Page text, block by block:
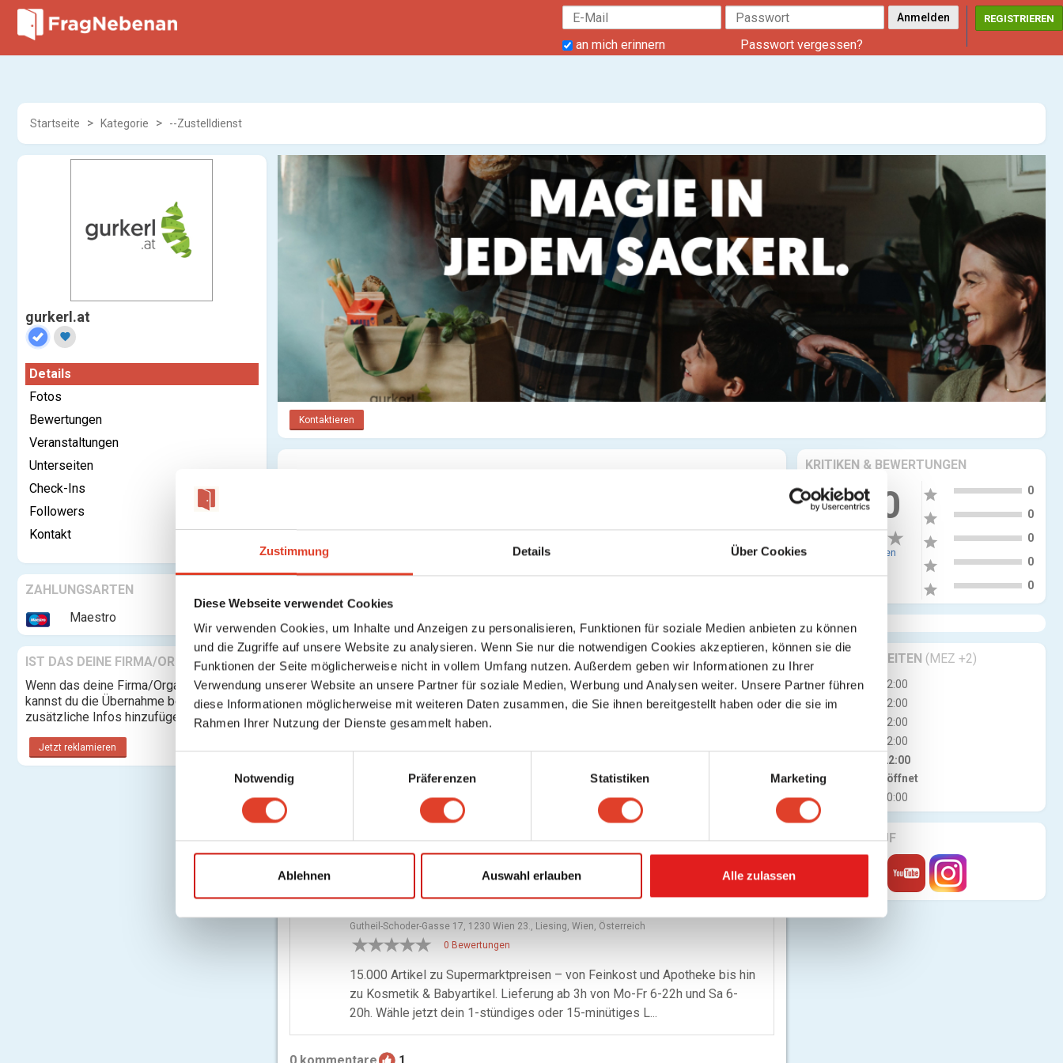
Zustimmung Details Über Cookies
Diese Webseite verwendet Cookies
Wir verwenden Cookies, um Inhalte und Anzeigen zu personalisieren, Funktionen für soziale Medien anbieten zu können
und die Zugriffe auf unsere Website zu analysieren. Wenn Sie nur die notwendigen Cookies akzeptieren, können sie die
Funktionen der Seite möglicherweise nicht in vollem Umfang nutzen. Außerdem geben wir Informationen zu Ihrer
Verwendung unserer Website an unsere Partner für soziale Medien, Werbung und Analysen weiter. Unsere Partner führen
diese Informationen möglicherweise mit weiteren Daten zusammen, die Sie ihnen bereitgestellt haben oder die sie im
Rahmen Ihrer Nutzung der Dienste gesammelt haben.
g
Notwendig Präferenzen Statistiken Marketing
Ablehnen Auswahl erlauben Alle zulassen
an mich erinnern Passwort vergessen?
REGISTRIEREN
Startseite Kategorie --Zustelldienst
gurkerl.at
favorite
Details
Fotos
Bewertungen
Veranstaltungen
Unterseiten
Check-Ins
Followers
Kontakt
ZAHLUNGSARTEN
Maestro
IST DAS DEINE FIRMA/ORGANISATION?
Wenn das deine Firma/Organisation ist,
kannst du die Übernahme beantragen und
zusätzliche Infos hinzufügen.
Jetzt reklamieren
Kontaktieren
KRITIKEN & BEWERTUNGEN
0.00
0 Bewertungen
star 0
star 0
star 0
star 0
star 0
GESCHÄFTSZEITEN (MEZ +2)
Mo
07:00 - 22:00
Di
07:00 - 22:00
07:00 - 22:00
07:00 - 22:00
07:00 - 22:00
Jetzt geöffnet
Sa
07:00 - 20:00
FINDE UNS AUF
Adresse: Gutheil-Schoder-Gasse 17, 1230 Wien 23., Liesing, Wien, Österreich
Telefon: Ansehen
Website: https://www.gurkerl.at/
Firmenbuchnummer: 535948i
Beschreibung:
15.000 Artikel zu Supermarktpreisen – von Feinkost und Apotheke bis hin zu
Kosmetik & Babyartikel. Lieferung ab 3h von Mo-Fr 6-22h und Sa 6-20h. Wähle jetzt
dein 1-stündiges oder 15-minütiges Lieferzeitfenster.
MITTEILUNG
hat diese Firma/Organisation verifiziert:
am 18. November 2025 um 14:24
Gutheil-Schoder-Gasse 17, 1230 Wien 23., Liesing, Wien, Österreich
0 Bewertungen
15.000 Artikel zu Supermarktpreisen – von Feinkost und Apotheke bis hin
zu Kosmetik & Babyartikel. Lieferung ab 3h von Mo-Fr 6-22h und Sa 6-
20h. Wähle jetzt dein 1-stündiges oder 15-minütiges L...
0 kommentare 1